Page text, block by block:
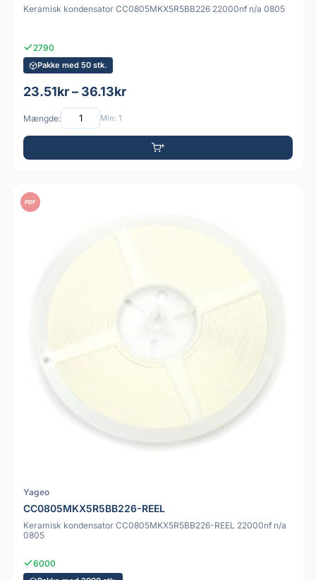
Keramisk kondensator CC0805MKX5R5BB226 22000nf n/a 0805
2790
Pakke med 50 stk.
23.51kr – 36.13kr
Mængde: Min: 1
PDF
Yageo
CC0805MKX5R5BB226-REEL
Keramisk kondensator CC0805MKX5R5BB226-REEL 22000nf n/a
0805
6000